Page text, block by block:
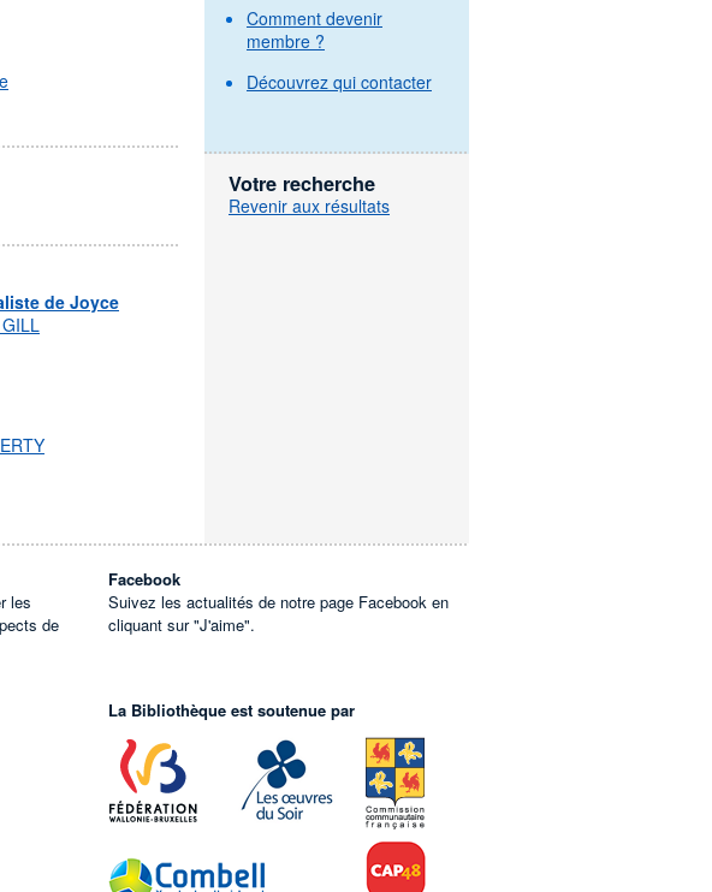
de Joyce
Comment devenir
membre ?
Découvrez qui contacter
Votre recherche
Revenir aux résultats
les
de
Facebook
Suivez les actualités de notre page Facebook en
cliquant sur "J'aime".
La Bibliothèque est soutenue par